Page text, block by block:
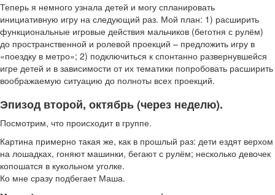
Теперь я немного узнала детей и могу спланировать
инициативную игру на следующий раз. Мой план: 1) расширить
функциональные игровые действия мальчиков (беготня с рулём)
до пространственной и ролевой проекций – предложить игру в
«поездку в метро»; 2) подключиться к спонтанно развернувшейся
игре детей и в зависимости от их тематики попробовать расширить
воображаемую ситуацию до полноты всех проекций.
Эпизод второй, октябрь (через неделю).
Посмотрим, что происходит в группе.
Картина примерно такая же, как в прошлый раз: дети ездят верхом
на лошадках, гоняют машинки, бегают с рулём; несколько девочек
копошатся в кукольном уголке.
Ко мне сразу подбегает Маша.